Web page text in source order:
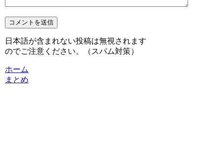
日本語が含まれない投稿は無視されます
のでご注意ください。（スパム対策）
ホーム
まとめ